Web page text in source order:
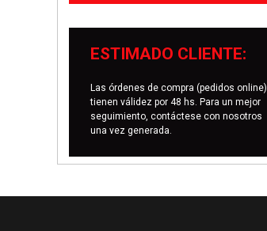
ESTIMADO CLIENTE:
Las órdenes de compra (pedidos online)
tienen válidez por 48 hs. Para un mejor
seguimiento, contáctese con nosotros
una vez generada.